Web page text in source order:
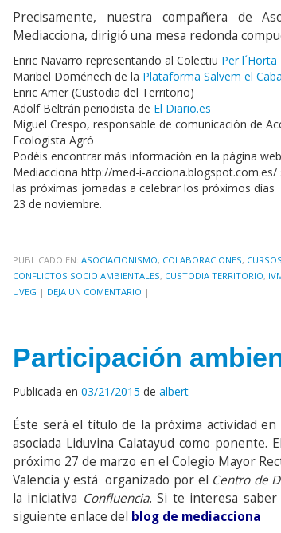
Precisamente, nuestra compañera de
Mediacciona, dirigió una mesa redonda
Enric Navarro representando al Colectiu Per l´Horta
Maribel Doménech de la Plataforma Salvem el
Enric Amer (Custodia del Territorio)
Adolf Beltrán periodista de El Diario.es
Miguel Crespo, responsable de comunicación de
Ecologista Agró
Podéis encontrar más información en la página
Mediacciona http://med-i-acciona.blogspot.com.es/
las próximas jornadas a celebrar los próximos días
23 de noviembre.
PUBLICADO EN: ASOCIACIONISMO, COLABORACIONES, CURSOS
CONFLICTOS SOCIO AMBIENTALES, CUSTODIA TERRITORIO,
UVEG | DEJA UN COMENTARIO |
Participación
Publicada en 03/21/2015 de albert
Éste será el título de la próxima actividad
asociada Liduvina Calatayud como ponente.
próximo 27 de marzo en el Colegio Mayor
Valencia y está organizado por el Centro de
la iniciativa Confluencia. Si te interesa saber
siguiente enlace del blog de mediacciona